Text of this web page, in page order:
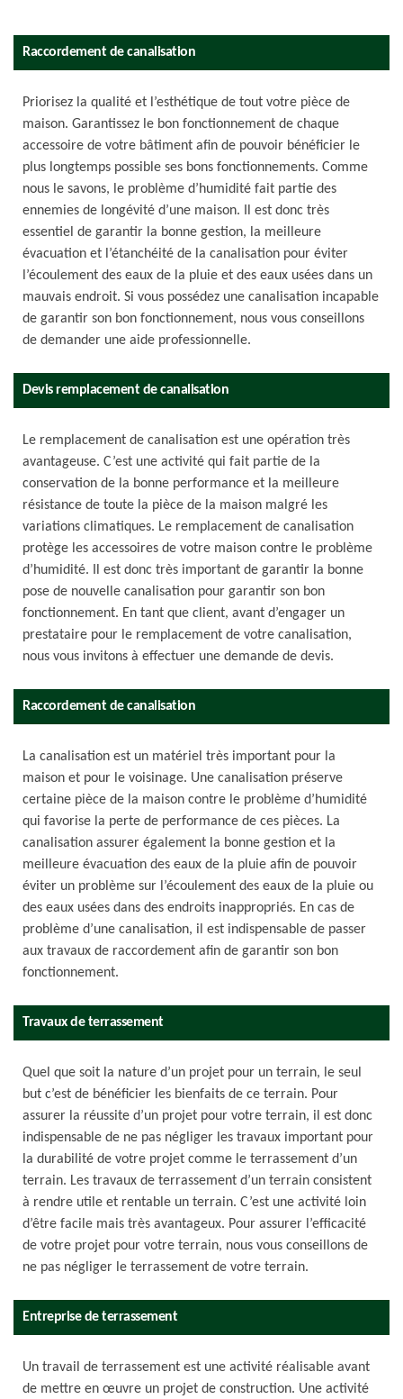
Raccordement de canalisation
Priorisez la qualité et l’esthétique de tout votre pièce de
maison. Garantissez le bon fonctionnement de chaque
accessoire de votre bâtiment afin de pouvoir bénéficier le
plus longtemps possible ses bons fonctionnements. Comme
nous le savons, le problème d’humidité fait partie des
ennemies de longévité d’une maison. Il est donc très
essentiel de garantir la bonne gestion, la meilleure
évacuation et l’étanchéité de la canalisation pour éviter
l’écoulement des eaux de la pluie et des eaux usées dans un
mauvais endroit. Si vous possédez une canalisation incapable
de garantir son bon fonctionnement, nous vous conseillons
de demander une aide professionnelle.
Devis remplacement de canalisation
Le remplacement de canalisation est une opération très
avantageuse. C’est une activité qui fait partie de la
conservation de la bonne performance et la meilleure
résistance de toute la pièce de la maison malgré les
variations climatiques. Le remplacement de canalisation
protège les accessoires de votre maison contre le problème
d’humidité. Il est donc très important de garantir la bonne
pose de nouvelle canalisation pour garantir son bon
fonctionnement. En tant que client, avant d’engager un
prestataire pour le remplacement de votre canalisation,
nous vous invitons à effectuer une demande de devis.
Raccordement de canalisation
La canalisation est un matériel très important pour la
maison et pour le voisinage. Une canalisation préserve
certaine pièce de la maison contre le problème d’humidité
qui favorise la perte de performance de ces pièces. La
canalisation assurer également la bonne gestion et la
meilleure évacuation des eaux de la pluie afin de pouvoir
éviter un problème sur l’écoulement des eaux de la pluie ou
des eaux usées dans des endroits inappropriés. En cas de
problème d’une canalisation, il est indispensable de passer
aux travaux de raccordement afin de garantir son bon
fonctionnement.
Travaux de terrassement
Quel que soit la nature d’un projet pour un terrain, le seul
but c’est de bénéficier les bienfaits de ce terrain. Pour
assurer la réussite d’un projet pour votre terrain, il est donc
indispensable de ne pas négliger les travaux important pour
la durabilité de votre projet comme le terrassement d’un
terrain. Les travaux de terrassement d’un terrain consistent
à rendre utile et rentable un terrain. C’est une activité loin
d’être facile mais très avantageux. Pour assurer l’efficacité
de votre projet pour votre terrain, nous vous conseillons de
ne pas négliger le terrassement de votre terrain.
Entreprise de terrassement
Un travail de terrassement est une activité réalisable avant
de mettre en œuvre un projet de construction. Une activité